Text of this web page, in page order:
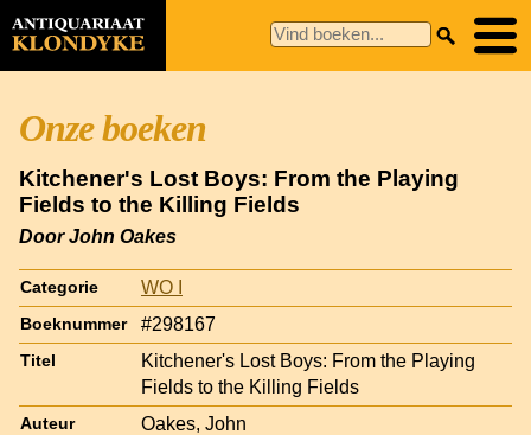
Onze boeken
Kitchener's Lost Boys: From the Playing
Fields to the Killing Fields
Door John Oakes
Categorie WO I
Boeknummer #298167
Titel
Kitchener's Lost Boys: From the Playing
Fields to the Killing Fields
Auteur Oakes, John